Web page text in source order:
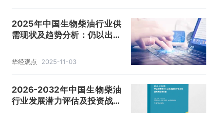
2025年中国生物柴油行业供
需现状及趋势分析：仍以出口
「图」
华经观点 2025-11-03
2026-2032年中国生物柴油
行业发展潜力评估及投资战略